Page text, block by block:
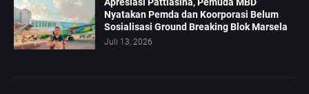
Nyatakan Pemda dan Koorporasi Belum
Sosialisasi Ground Breaking Blok Marsela
Juli 13, 2026